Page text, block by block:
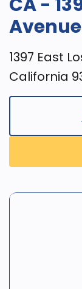
Avenue
1397 East
California